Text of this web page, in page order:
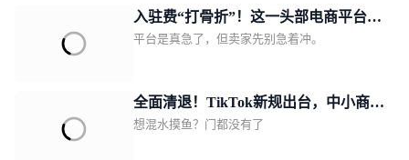
规。对比欧洲瞄准电子电器、纺织品/服饰、玩
具、化妆品、母婴5大平台核心热销品类进行全方
想象力，实际上远超品类本身。01TikTok Shop泰
国站收紧二手商品TT123获悉，自2026年7月31
日起，TikTok Shop泰国站点已全面收紧二手商品
入驻费“打骨折”！这一头部电商平台急
需中国卖家回血
平台是真急了，但卖家先别急着冲。
全面清退！TikTok新规出台，中小商家
更难躺赢
想混水摸鱼？门都没有了